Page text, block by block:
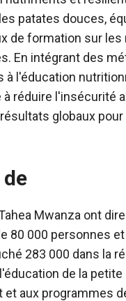
patates douces,
de formation sur les
En intégrant des
à l'éducation
à réduire l'insécurité
globaux pour
Mwanza ont
80 000 personnes
283 000 dans la
de la petite
et aux programmes